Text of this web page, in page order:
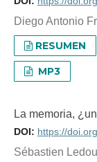
Diego Antonio
RESUMEN
MP3
La memoria,
DOI: https://
Sébastien